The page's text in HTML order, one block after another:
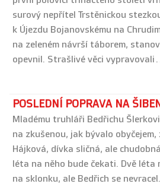
surový nepřítel Trstěnickou
k Újezdu Bojanovskému na
na zeleném návrší táborem,
opevnil. Strašlivé věci
POSLEDNÍ POPRAVA NA
Mladému truhláři Bedřichu
na zkušenou, jak bývalo
Hájková, dívka sličná, ale
léta na něho bude čekati. Dvě
na sklonku, ale Bedřich se